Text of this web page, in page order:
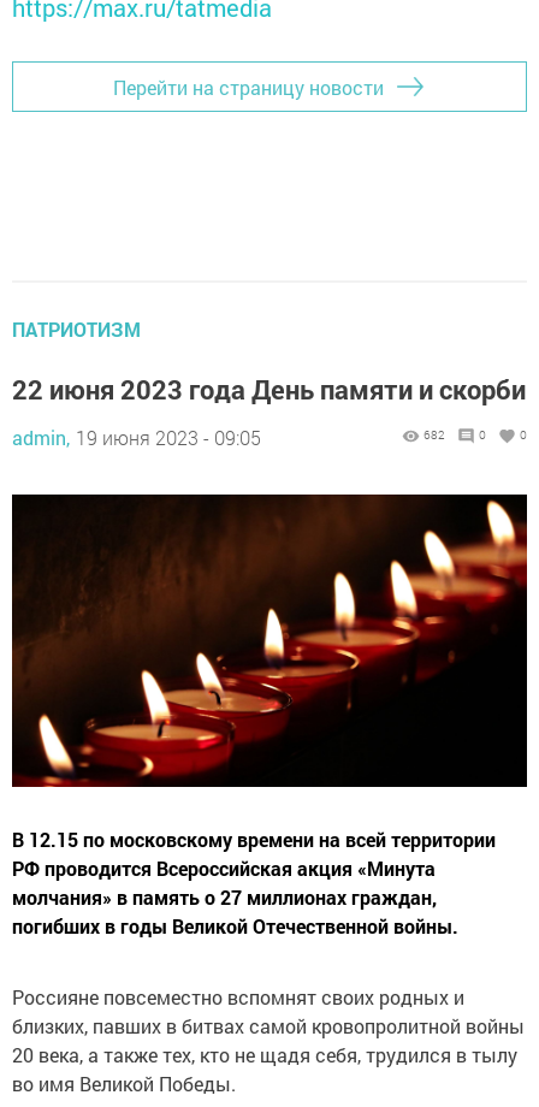
https://max.ru/tatmedia
Перейти на страницу новости
ПАТРИОТИЗМ
22 июня 2023 года День памяти и скорби
admin, 19 июня 2023 - 09:05 682 0 0
В 12.15 по московскому времени на всей территории
РФ проводится Всероссийская акция «Минута
молчания» в память о 27 миллионах граждан,
погибших в годы Великой Отечественной войны.
Россияне повсеместно вспомнят своих родных и
близких, павших в битвах самой кровопролитной войны
20 века, а также тех, кто не щадя себя, трудился в тылу
во имя Великой Победы.